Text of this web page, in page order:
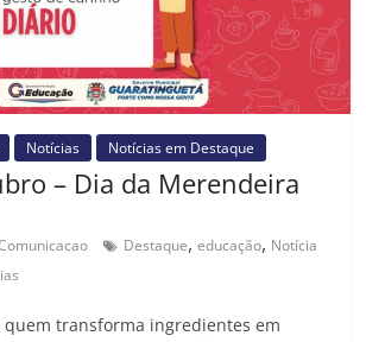
Notícias Notícias em Destaque
– Dia da Merendeira
Destaque,educação, Notícia
quem transforma ingredientes em